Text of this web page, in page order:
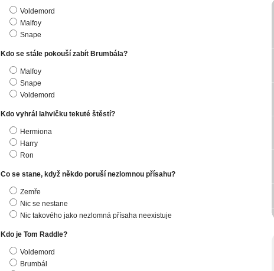
Voldemord
Malfoy
Snape
Kdo se stále pokouší zabít Brumbála?
Malfoy
Snape
Voldemord
Kdo vyhrál lahvičku tekuté štěstí?
Hermiona
Harry
Ron
Co se stane, když někdo poruší nezlomnou přísahu?
Zemře
Nic se nestane
Nic takového jako nezlomná přísaha neexistuje
Kdo je Tom Raddle?
Voldemord
Brumbál